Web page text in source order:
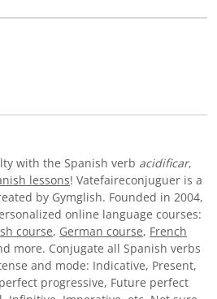
with the Spanish verb acidificar,
lessons! Vatefaireconjuguer is a
by Gymglish. Founded in 2004,
online language courses:
course, German course, French
more. Conjugate all Spanish verbs
and mode: Indicative, Present,
progressive, Future perfect